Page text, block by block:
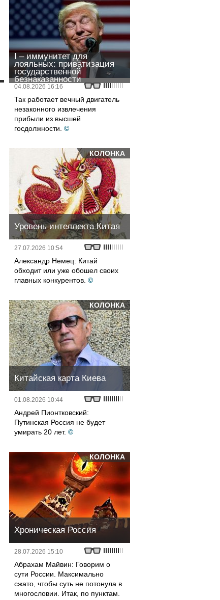
I – иммунитет для
лояльных: приватизация
государственной
безнаказанности
04.08.2026 16:16
Так работает вечный двигатель
незаконного извлечения
прибыли из высшей
госдолжности. ©
КОЛОНКА
Уровень интеллекта Китая
27.07.2026 10:54
Александр Немец: Китай
обходит или уже обошел своих
главных конкурентов. ©
КОЛОНКА
Китайская карта Киева
01.08.2026 10:44
Андрей Пионтковский:
Путинская Россия не будет
умирать 20 лет. ©
КОЛОНКА
Хроническая Россия
28.07.2026 15:10
Абрахам Майвин: Говорим о
сути России. Максимально
сжато, чтобы суть не потонула в
многословии. Итак, по пунктам.